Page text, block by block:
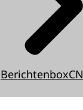
BerichtenboxCN